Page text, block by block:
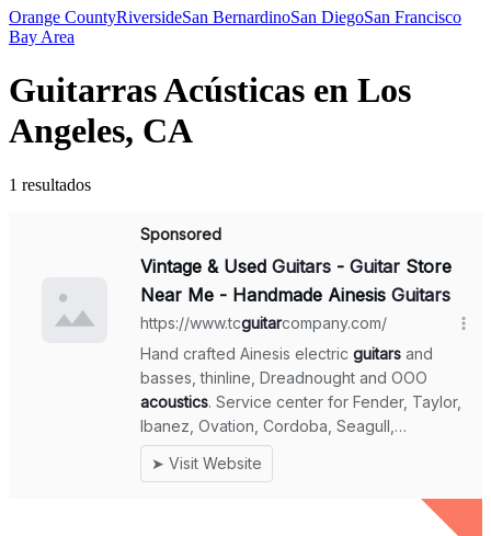
Orange CountyRiversideSan BernardinoSan DiegoSan Francisco
Bay Area
Guitarras Acústicas en Los
Angeles, CA
1 resultados